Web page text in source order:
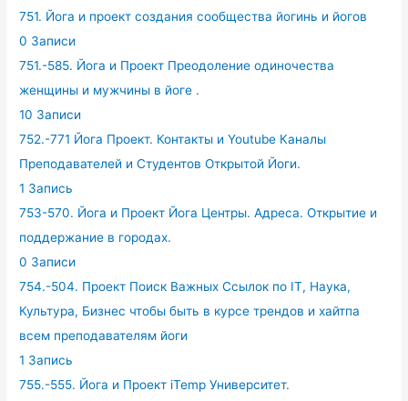
751. Йога и проект создания сообщества йогинь и йогов
0 Записи
751.-585. Йога и Проект Преодоление одиночества
женщины и мужчины в йоге .
10 Записи
752.-771 Йога Проект. Контакты и Youtube Каналы
Преподавателей и Студентов Открытой Йоги.
1 Запись
753-570. Йога и Проект Йога Центры. Адреса. Открытие и
поддержание в городах.
0 Записи
754.-504. Проект Поиск Важных Ссылок по IT, Наука,
Культура, Бизнес чтобы быть в курсе трендов и хайтпа
всем преподавателям йоги
1 Запись
755.-555. Йога и Проект iTemp Университет.